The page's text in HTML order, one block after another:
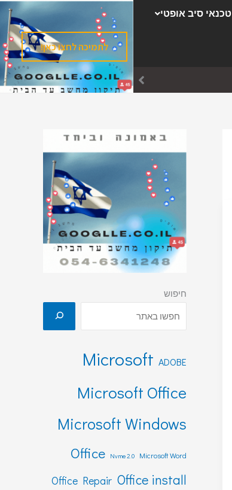
טכנאי סיב אופטי
לתמיכה לחצו כאן!
חיפוש
ADOBE
Microsoft
Microsoft Office
Microsoft Windows
Microsoft Word
Nvme 2.0
Office
Office install
Office Repair
ק